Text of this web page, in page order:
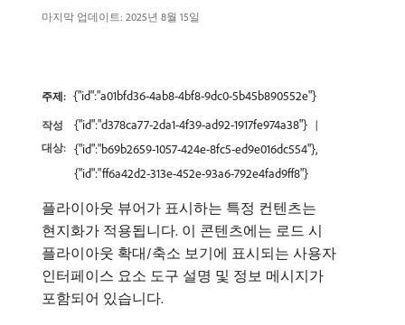
마지막 업데이트: 2025년 8월 15일
주제: {"id":"a01bfd36-4ab8-4bf8-9dc0-5b45b890552e"}
작성
대상:
{"id":"d378ca77-2da1-4f39-ad92-1917fe974a38"}
{"id":"b69b2659-1057-424e-8fc5-ed9e016dc554"},
{"id":"ff6a42d2-313e-452e-93a6-792e4fad9ff8"}
플라이아웃 뷰어가 표시하는 특정 컨텐츠는
현지화가 적용됩니다. 이 콘텐츠에는 로드 시
플라이아웃 확대/축소 보기에 표시되는 사용자
인터페이스 요소 도구 설명 및 정보 메시지가
포함되어 있습니다.